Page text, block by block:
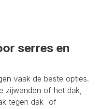
serres en
vaak de beste opties.
zijwanden of het dak,
tegen dak- of